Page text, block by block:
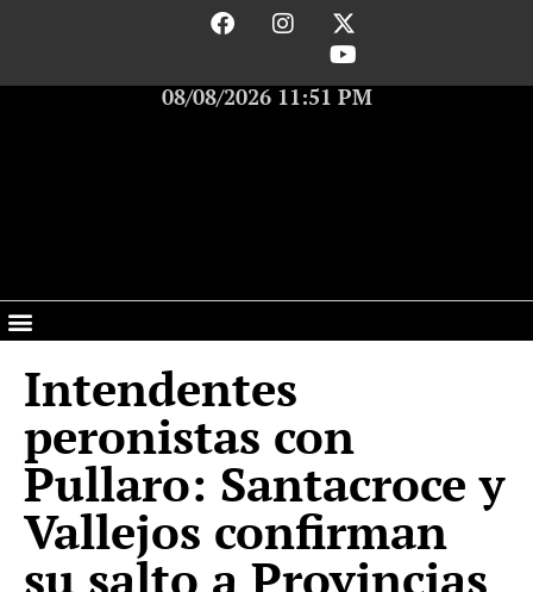
08/08/2026 11:51 PM
Intendentes
peronistas con
Pullaro: Santacroce y
Vallejos confirman
su salto a Provincias